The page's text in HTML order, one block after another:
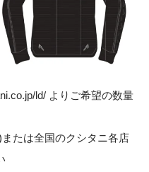
ld/ よりご希望の数量
たは全国のクシタニ各店